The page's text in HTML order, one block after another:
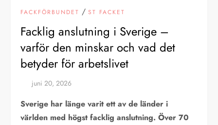
FACKFÖRBUNDET /ST FACKET
Facklig anslutning i Sverige –
varför den minskar och vad det
betyder för arbetslivet
Sverige har länge varit ett av de länder i
världen med högst facklig anslutning. Över 70